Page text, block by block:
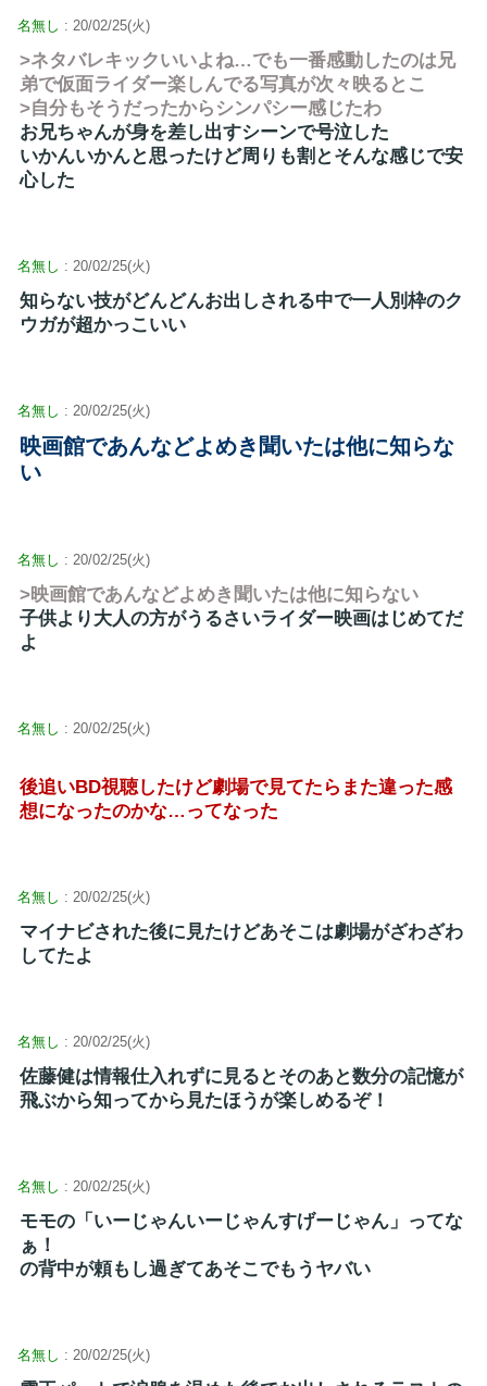
名無し : 20/02/25(火)
>ネタバレキックいいよね…でも一番感動したのは兄
弟で仮面ライダー楽しんでる写真が次々映るとこ
>自分もそうだったからシンパシー感じたわ
お兄ちゃんが身を差し出すシーンで号泣した
いかんいかんと思ったけど周りも割とそんな感じで安
心した
名無し : 20/02/25(火)
知らない技がどんどんお出しされる中で一人別枠のク
ウガが超かっこいい
名無し : 20/02/25(火)
映画館であんなどよめき聞いたは他に知らな
い
名無し : 20/02/25(火)
>映画館であんなどよめき聞いたは他に知らない
子供より大人の方がうるさいライダー映画はじめてだ
よ
名無し : 20/02/25(火)
後追いBD視聴したけど劇場で見てたらまた違った感
想になったのかな…ってなった
名無し : 20/02/25(火)
マイナビされた後に見たけどあそこは劇場がざわざわ
してたよ
名無し : 20/02/25(火)
佐藤健は情報仕入れずに見るとそのあと数分の記憶が
飛ぶから知ってから見たほうが楽しめるぞ！
名無し : 20/02/25(火)
モモの「いーじゃんいーじゃんすげーじゃん」ってな
ぁ！
の背中が頼もし過ぎてあそこでもうヤバい
名無し : 20/02/25(火)